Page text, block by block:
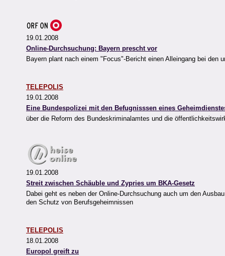
19.01.2008
Online-Durchsuchung: Bayern prescht vor
Bayern plant nach einem "Focus"-Bericht einen Alleingang bei den
TELEPOLIS
19.01.2008
Eine Bundespolizei mit den Befugnisssen eines
über die Reform des Bundeskriminalamtes und die
19.01.2008
Streit zwischen Schäuble und Zypries um BKA-Gesetz
Dabei geht es neben der Online-Durchsuchung auch um den
den Schutz von Berufsgeheimnissen
TELEPOLIS
18.01.2008
Europol greift zu